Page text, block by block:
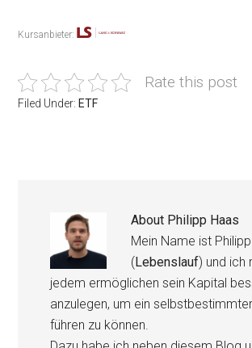
Kursanbieter:
Rate this post
Filed Under: ETF
About Philipp Haas
Mein Name ist
(Lebenslauf) und ich
jedem ermöglichen sein Kapital
anzulegen, um ein
führen zu können.